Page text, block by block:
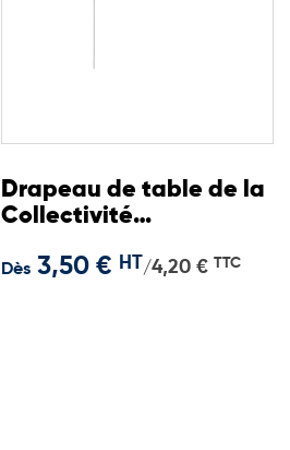
Drapeau de table de la
Collectivité
Dès 3,50 € HT/4,20 € TTC